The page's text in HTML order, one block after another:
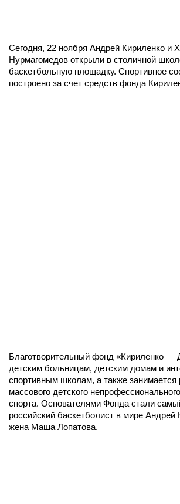
Сегодня, 22 ноября Андрей Кириленко и
Нурмагомедов открыли в столичной
баскетбольную площадку. Спортивное
построено за счет средств фонда
Благотворительный фонд «Кириленко —
детским больницам, детским домам и
спортивным школам, а также занимается
массового детского непрофессионального
спорта. Основателями Фонда стали
российский баскетболист в мире Андрей
жена Маша Лопатова.